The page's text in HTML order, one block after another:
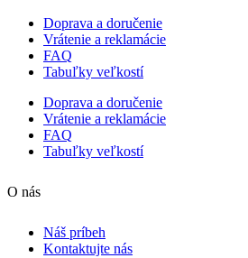
Doprava a doručenie
Vrátenie a reklamácie
FAQ
Tabuľky veľkostí
Doprava a doručenie
Vrátenie a reklamácie
FAQ
Tabuľky veľkostí
O nás
Náš príbeh
Kontaktujte nás